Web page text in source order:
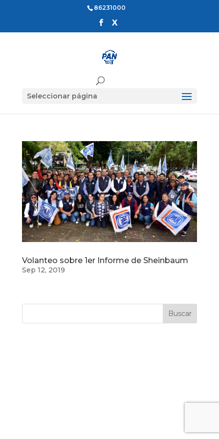
86231000
Seleccionar página
Volanteo sobre 1er Informe de Sheinbaum
Sep 12, 2019